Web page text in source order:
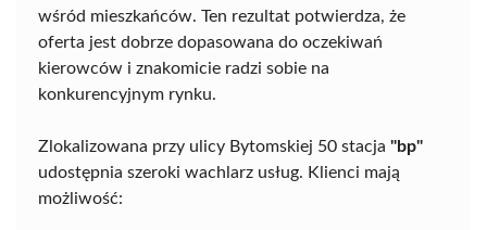
wśród mieszkańców. Ten rezultat potwierdza, że
oferta jest dobrze dopasowana do oczekiwań
kierowców i znakomicie radzi sobie na
konkurencyjnym rynku.
Zlokalizowana przy ulicy Bytomskiej 50 stacja "bp"
udostępnia szeroki wachlarz usług. Klienci mają
możliwość: